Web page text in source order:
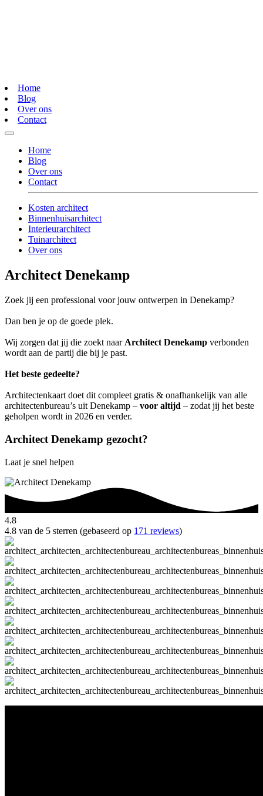
Home
Blog
Over ons
Contact
Home
Blog
Over ons
Contact
Kosten architect
Binnenhuisarchitect
Interieurarchitect
Tuinarchitect
Over ons
Architect Denekamp
Zoek jij een professional voor jouw ontwerpen in Denekamp?
Dan ben je op de goede plek.
Wij zorgen dat jij die zoekt naar Architect Denekamp verbonden
wordt aan de partij die bij je past.
Het beste gedeelte?
Architectenkaart doet dit compleet gratis & onafhankelijk van alle
architectenbureau’s uit Denekamp – voor altijd – zodat jij het beste
geholpen wordt in 2026 en verder.
Architect Denekamp gezocht?
Laat je snel helpen
4.8
4.8 van de 5 sterren (gebaseerd op 171 reviews)